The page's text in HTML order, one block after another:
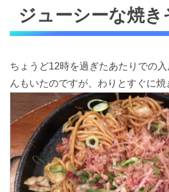
ジューシーな焼き
ちょうど12時を過ぎたあたりでの
んもいたのですが、わりとすぐに